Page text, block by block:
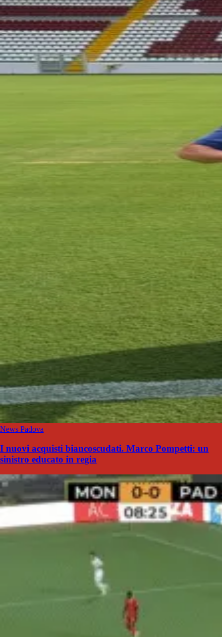
News Padova
I nuovi acquisti biancoscudati. Marco Pompetti: un
sinistro educato in regia